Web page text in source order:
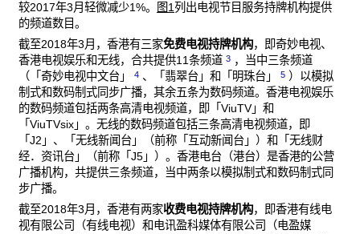
较2017年3月轻微减少1%。
图1列出电视节目服务持牌机构提供
的频道数目。
截至2018年3月，香港有三家免费电视持牌机构，即奇妙电视、
香港电视娱乐和无线，合共提供11条频道 3 ，当中三条频道
（「奇妙电视中文台」
4 、「翡翠台」和「明珠台」 5 ）以模拟
制式和数码制式同步广播，其余五条为数码频道。香港电视娱乐
的数码频道包括两条高清电视频道，即「ViuTV」和
「ViuTVsix」。无线的数码频道包括三条高清电视频道，即
「J2」、「无线新闻台」（前称「互动新闻台」）和「无线财
经．资讯台」（前称「J5」）。香港电台（港台）是香港的公营
广播机构，共提供三条频道，当中两条以模拟制式和数码制式同
步广播。
截至2018年3月，香港有两家收费电视持牌机构，即香港有线电
视有限公司（有线电视）和电讯盈科媒体有限公司（电盈媒